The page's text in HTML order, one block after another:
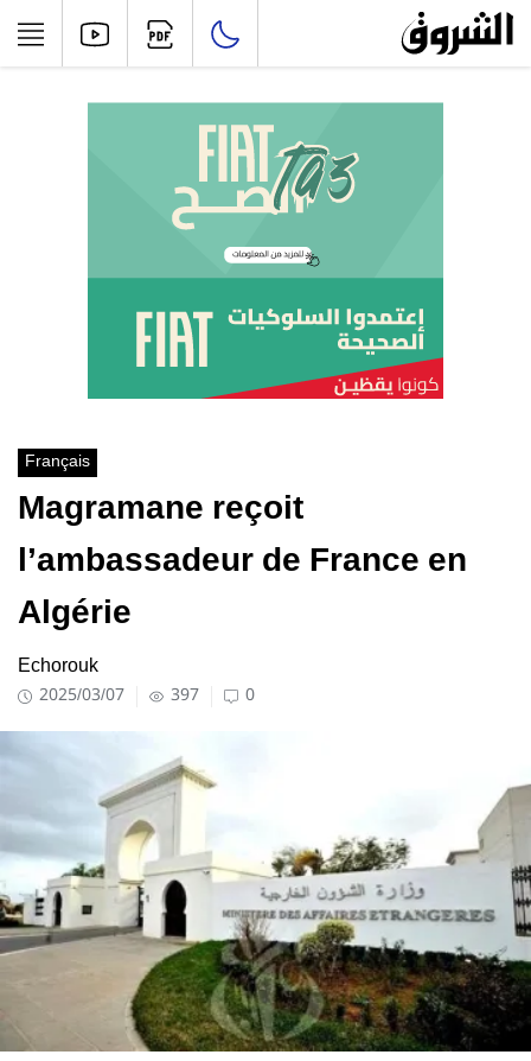
Français
Magramane reçoit
l’ambassadeur de France en
Algérie
Echorouk
2025/03/07 397 0